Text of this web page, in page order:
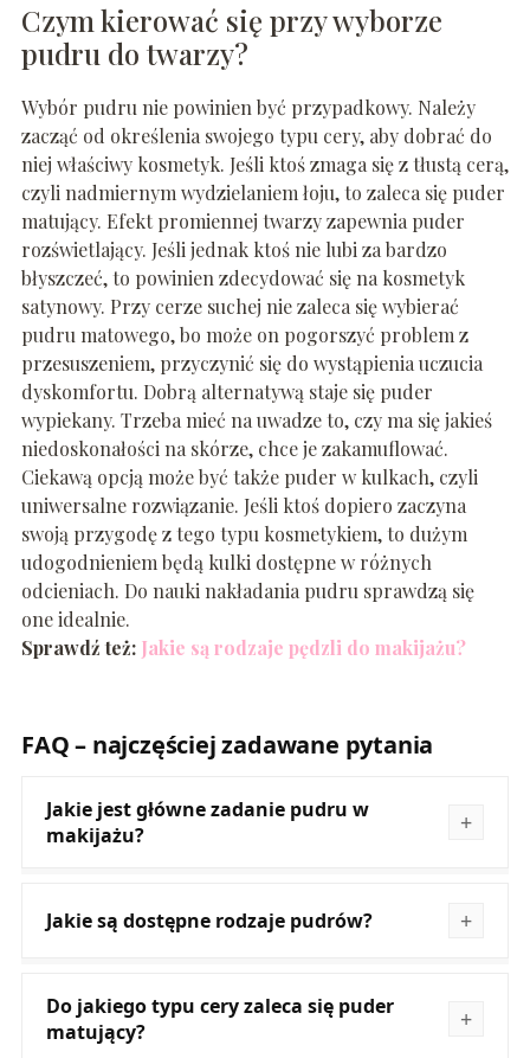
Czym kierować się przy wyborze
pudru do twarzy?
Wybór pudru nie powinien być przypadkowy. Należy
zacząć od określenia swojego typu cery, aby dobrać do
niej właściwy kosmetyk. Jeśli ktoś zmaga się z tłustą cerą,
czyli nadmiernym wydzielaniem łoju, to zaleca się puder
matujący. Efekt promiennej twarzy zapewnia puder
rozświetlający. Jeśli jednak ktoś nie lubi za bardzo
błyszczeć, to powinien zdecydować się na kosmetyk
satynowy. Przy cerze suchej nie zaleca się wybierać
pudru matowego, bo może on pogorszyć problem z
przesuszeniem, przyczynić się do wystąpienia uczucia
dyskomfortu. Dobrą alternatywą staje się puder
wypiekany. Trzeba mieć na uwadze to, czy ma się jakieś
niedoskonałości na skórze, chce je zakamuflować.
Ciekawą opcją może być także puder w kulkach, czyli
uniwersalne rozwiązanie. Jeśli ktoś dopiero zaczyna
swoją przygodę z tego typu kosmetykiem, to dużym
udogodnieniem będą kulki dostępne w różnych
odcieniach. Do nauki nakładania pudru sprawdzą się
one idealnie.
Sprawdź też: Jakie są rodzaje pędzli do makijażu?
FAQ – najczęściej zadawane pytania
Jakie jest główne zadanie pudru w
makijażu?
Jakie są dostępne rodzaje pudrów?
Do jakiego typu cery zaleca się puder
matujący?